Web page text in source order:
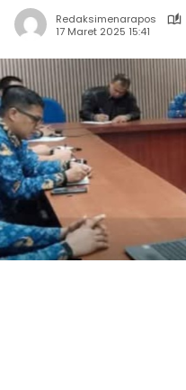
Redaksimenarapos
17 Maret 2025 15:41